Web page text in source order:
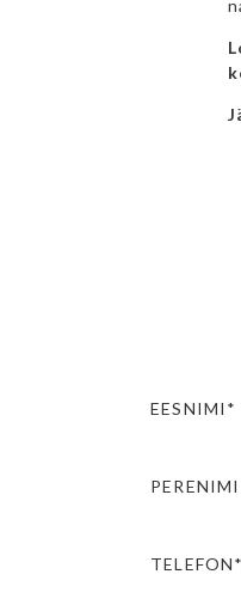
EESNIMI*
TELEFON*